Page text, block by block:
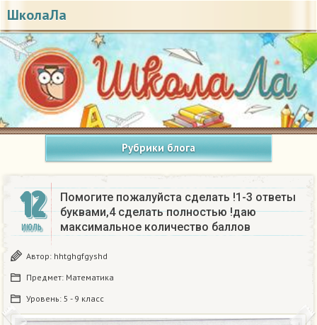
ШколаЛа
Рубрики блога
12
ИЮЛЬ
Помогите пожалуйста сделать !1-3 ответы
буквами,4 сделать полностью !даю
максимальное количество баллов
Автор: hhtghgfgyshd
Предмет: Математика
Уровень: 5 - 9 класс